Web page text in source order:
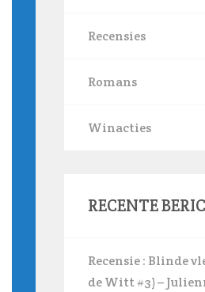
Recensies
Romans
Winacties
RECENTE
Recensie : Blinde
de Witt #3) –